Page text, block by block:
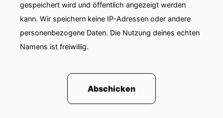
gespeichert wird und öffentlich angezeigt werden
kann. Wir speichern keine IP-Adressen oder andere
personenbezogene Daten. Die Nutzung deines echten
Namens ist freiwillig.
Abschicken